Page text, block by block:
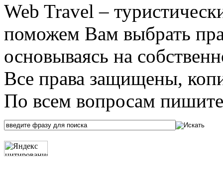
Web Travel –
поможем Вам выбрать
основываясь на
Все права защищены,
По всем вопросам